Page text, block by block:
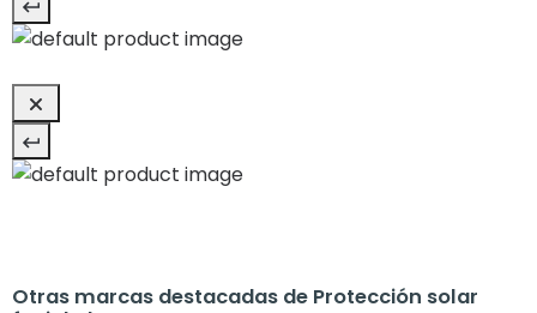
Otras marcas destacadas de Protección solar